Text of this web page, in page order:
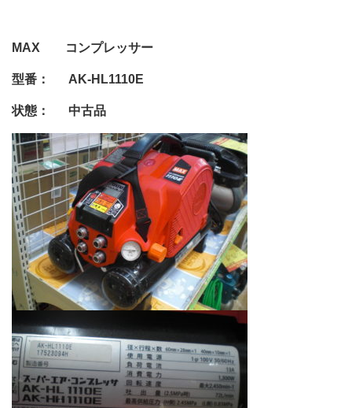
MAX コンプレッサー
型番： AK-HL1110E
状態： 中古品